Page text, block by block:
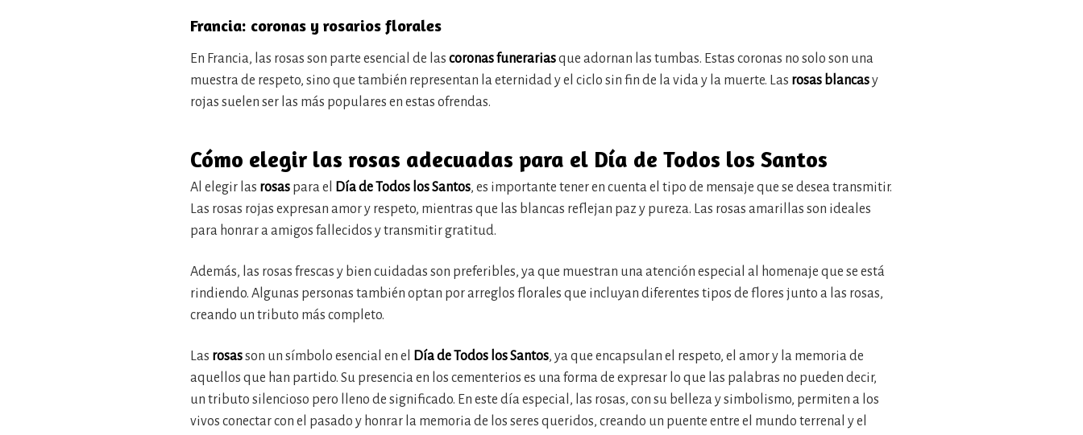
Francia: coronas y rosarios florales
En Francia, las rosas son parte esencial de las coronas funerariasque adornan las tumbas. Estas coronas no solo son una
muestra de respeto, sino que también representan la eternidad y el ciclo sin fin de la vida y la muerte. Las rosas blancasy
rojas suelen ser las más populares en estas ofrendas.
Cómo elegir las rosas adecuadas para el Día de Todos los Santos
Al elegir las rosas para el Día de Todos los Santos, es importante tener en cuenta el tipo de mensaje que se desea transmitir.
Las rosas rojas expresan amor y respeto, mientras que las blancas reflejan paz y pureza. Las rosas amarillas son ideales
para honrar a amigos fallecidos y transmitir gratitud.
Además, las rosas frescas y bien cuidadas son preferibles, ya que muestran una atención especial al homenaje que se está
rindiendo. Algunas personas también optan por arreglos florales que incluyan diferentes tipos de flores junto a las rosas,
creando un tributo más completo.
Las rosasson un símbolo esencial en el Día de Todos los Santos, ya que encapsulan el respeto, el amor y la memoria de
aquellos que han partido. Su presencia en los cementerios es una forma de expresar lo que las palabras no pueden decir,
un tributo silencioso pero lleno de significado. En este día especial, las rosas, con su belleza y simbolismo, permiten a los
vivos conectar con el pasado y honrar la memoria de los seres queridos, creando un puente entre el mundo terrenal y el